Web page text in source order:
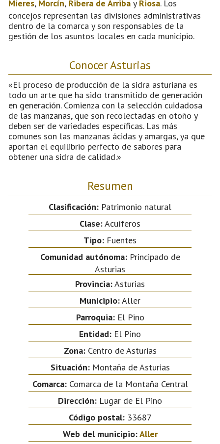
Mieres, Morcín, Ribera de Arriba y Riosa. Los
concejos representan las divisiones administrativas
dentro de la comarca y son responsables de la
gestión de los asuntos locales en cada municipio.
Conocer Asturias
«El proceso de producción de la sidra asturiana es
todo un arte que ha sido transmitido de generación
en generación. Comienza con la selección cuidadosa
de las manzanas, que son recolectadas en otoño y
deben ser de variedades específicas. Las más
comunes son las manzanas ácidas y amargas, ya que
aportan el equilibrio perfecto de sabores para
obtener una sidra de calidad.»
Resumen
Clasificación: Patrimonio natural
Clase:Acuíferos
Tipo: Fuentes
Comunidad autónoma:Principado de
Asturias
Provincia:Asturias
Municipio:Aller
Parroquia:El Pino
Entidad: El Pino
Zona:Centro de Asturias
Situación:Montaña de Asturias
Comarca:Comarca de la Montaña Central
Dirección: Lugar de El Pino
Código postal:33687
Web del municipio:Aller